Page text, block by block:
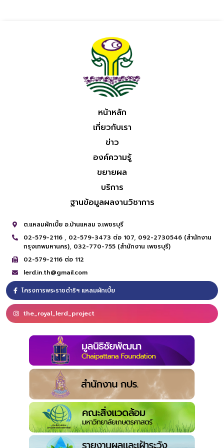
หน้าหลัก
เกี่ยวกับเรา
ข่าว
องค์ความรู้
ขยายผล
บริการ
ฐานข้อมูลผลงานวิชาการ
ต.แหลมผักเบี้ย อ.บ้านแหลม จ.เพชรบุรี
02-579-2116 , 02-579-3473 ต่อ 107, 092-2730546 (สำนักงาน
กรุงเทพมหานคร), 032-770-755 (สำนักงาน เพชรบุรี)
02-579-2116 ต่อ 112
lerd.in.th@gmail.com
โครงการพระราชดำริฯ แหลมผักเบี้ย
the_royal_lerd_project